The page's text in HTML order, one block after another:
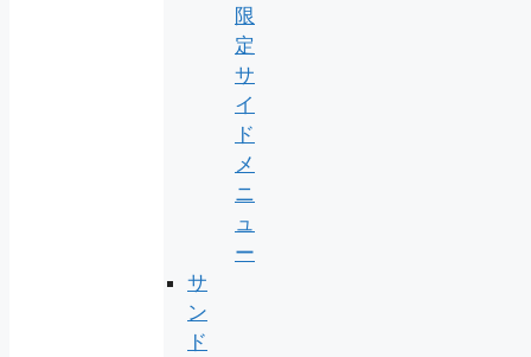
限
定
サ
イ
ド
メ
ニ
ュ
ー
サ
ン
ド